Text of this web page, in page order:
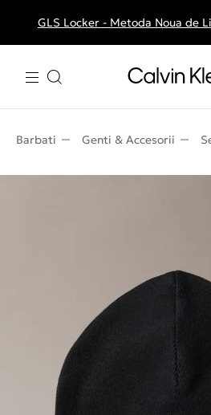
Livrare gratuita la comenzile
GLS Locker - Metoda Noua de
Barbati Genti & Accesorii